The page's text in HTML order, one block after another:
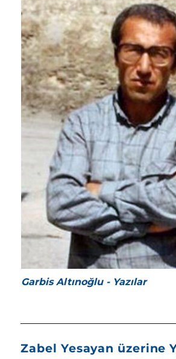
Garbis Altınoğlu - Yazılar
Zabel Yesayan üzerine